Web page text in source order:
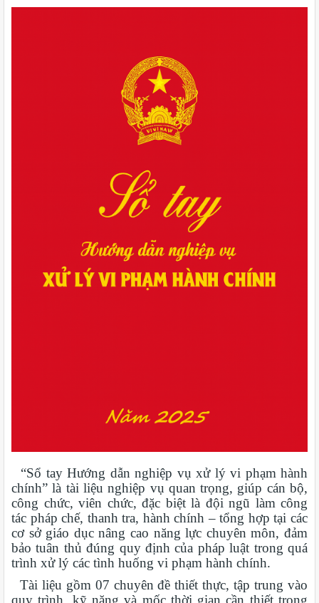
“Sổ tay Hướng dẫn nghiệp vụ xử lý vi phạm hành
chính” là tài liệu nghiệp vụ quan trọng, giúp cán bộ,
công chức, viên chức, đặc biệt là đội ngũ làm công
tác pháp chế, thanh tra, hành chính – tổng hợp tại các
cơ sở giáo dục nâng cao năng lực chuyên môn, đảm
bảo tuân thủ đúng quy định của pháp luật trong quá
trình xử lý các tình huống vi phạm hành chính.
Tài liệu gồm 07 chuyên đề thiết thực, tập trung vào
quy trình, kỹ năng và mốc thời gian cần thiết trong